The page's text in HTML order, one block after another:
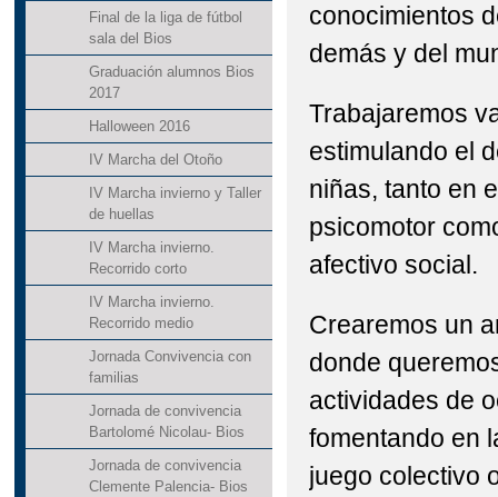
Final de la liga de fútbol
sala del Bios
Graduación alumnos Bios
2017
Halloween 2016
IV Marcha del Otoño
IV Marcha invierno y Taller
de huellas
IV Marcha invierno.
Recorrido corto
IV Marcha invierno.
Recorrido medio
Jornada Convivencia con
familias
Jornada de convivencia
Bartolomé Nicolau- Bios
Jornada de convivencia
Clemente Palencia- Bios
conocimientos
demás y del
Trabajaremos
estimulando el
niñas, tanto en
psicomotor
afectivo social.
Crearemos un
donde
actividades de
fomentando en
juego colectivo